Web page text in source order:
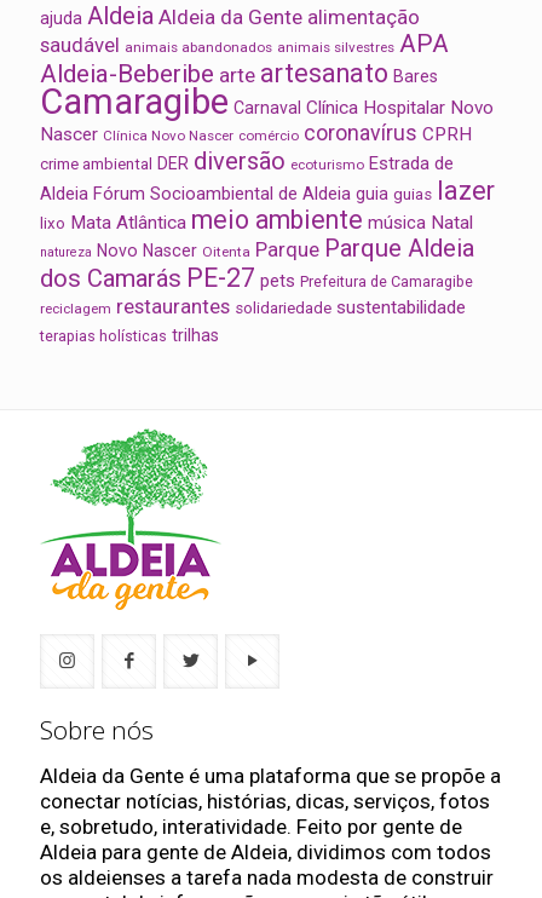
ajuda Aldeia Aldeia da Gente alimentação
saudável animais abandonados animais silvestres APA
Aldeia-Beberibe arte artesanato Bares
Camaragibe Carnaval Clínica Hospitalar Novo
Nascer Clínica Novo Nascer comércio coronavírus CPRH
crime ambiental DER diversão ecoturismo Estrada de
Aldeia Fórum Socioambiental de Aldeia guia guias lazer
lixo Mata Atlântica meio ambiente música Natal
natureza Novo Nascer Oitenta Parque Parque Aldeia
dos Camarás PE-27 pets Prefeitura de Camaragibe
reciclagem restaurantes solidariedade sustentabilidade
terapias holísticas trilhas
Sobre nós
Aldeia da Gente é uma plataforma que se propõe a
conectar notícias, histórias, dicas, serviços, fotos
e, sobretudo, interatividade. Feito por gente de
Aldeia para gente de Aldeia, dividimos com todos
os aldeienses a tarefa nada modesta de construir